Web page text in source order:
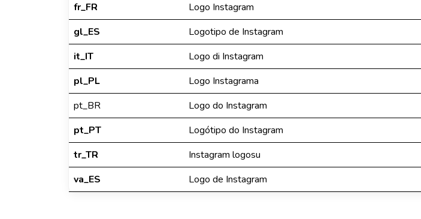
fr_FR
Logo Instagram
gl_ES
Logotipo de Instagram
it_IT
Logo di Instagram
pl_PL
Logo Instagrama
pt_BR
Logo do Instagram
pt_PT
Logótipo do Instagram
tr_TR
Instagram logosu
va_ES
Logo de Instagram